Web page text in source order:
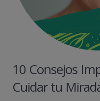
10 Consejos
Cuidar tu